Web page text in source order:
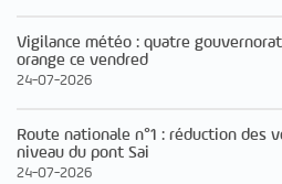
Vigilance météo : quatre
orange ce vendred
24-07-2026
Route nationale n°1 : réduction des
niveau du pont Sai
24-07-2026